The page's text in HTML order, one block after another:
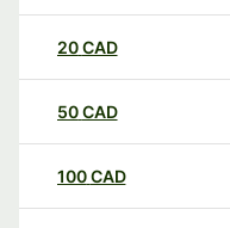
20CAD
50CAD
100CAD